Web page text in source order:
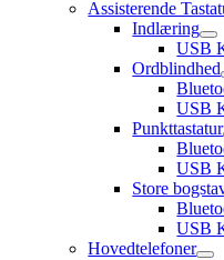
Assisterende
Indlæring
USB
Ordblindhed
USB
Punkttastatur
USB
Store
USB
Hovedtelefoner